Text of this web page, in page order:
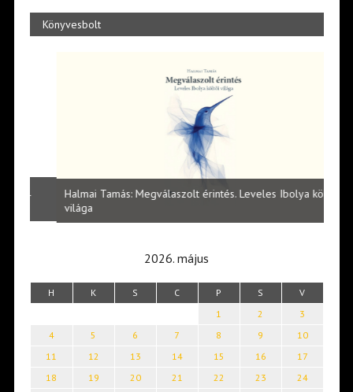
Könyvesbolt
Halmai Tamás: Megválaszolt érintés. Leveles Ibolya költői
világa
2026. május
H K S C P S V
1 2
3
4
5 6 7 8 9
10
11
12 13 14 15 16
17
18
19 20 21 22 23
24